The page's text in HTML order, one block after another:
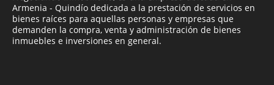
Armenia - Quindío dedicada a la prestación de servicios en
bienes raíces para aquellas personas y empresas que
demanden la compra, venta y administración de bienes
inmuebles e inversiones en general.